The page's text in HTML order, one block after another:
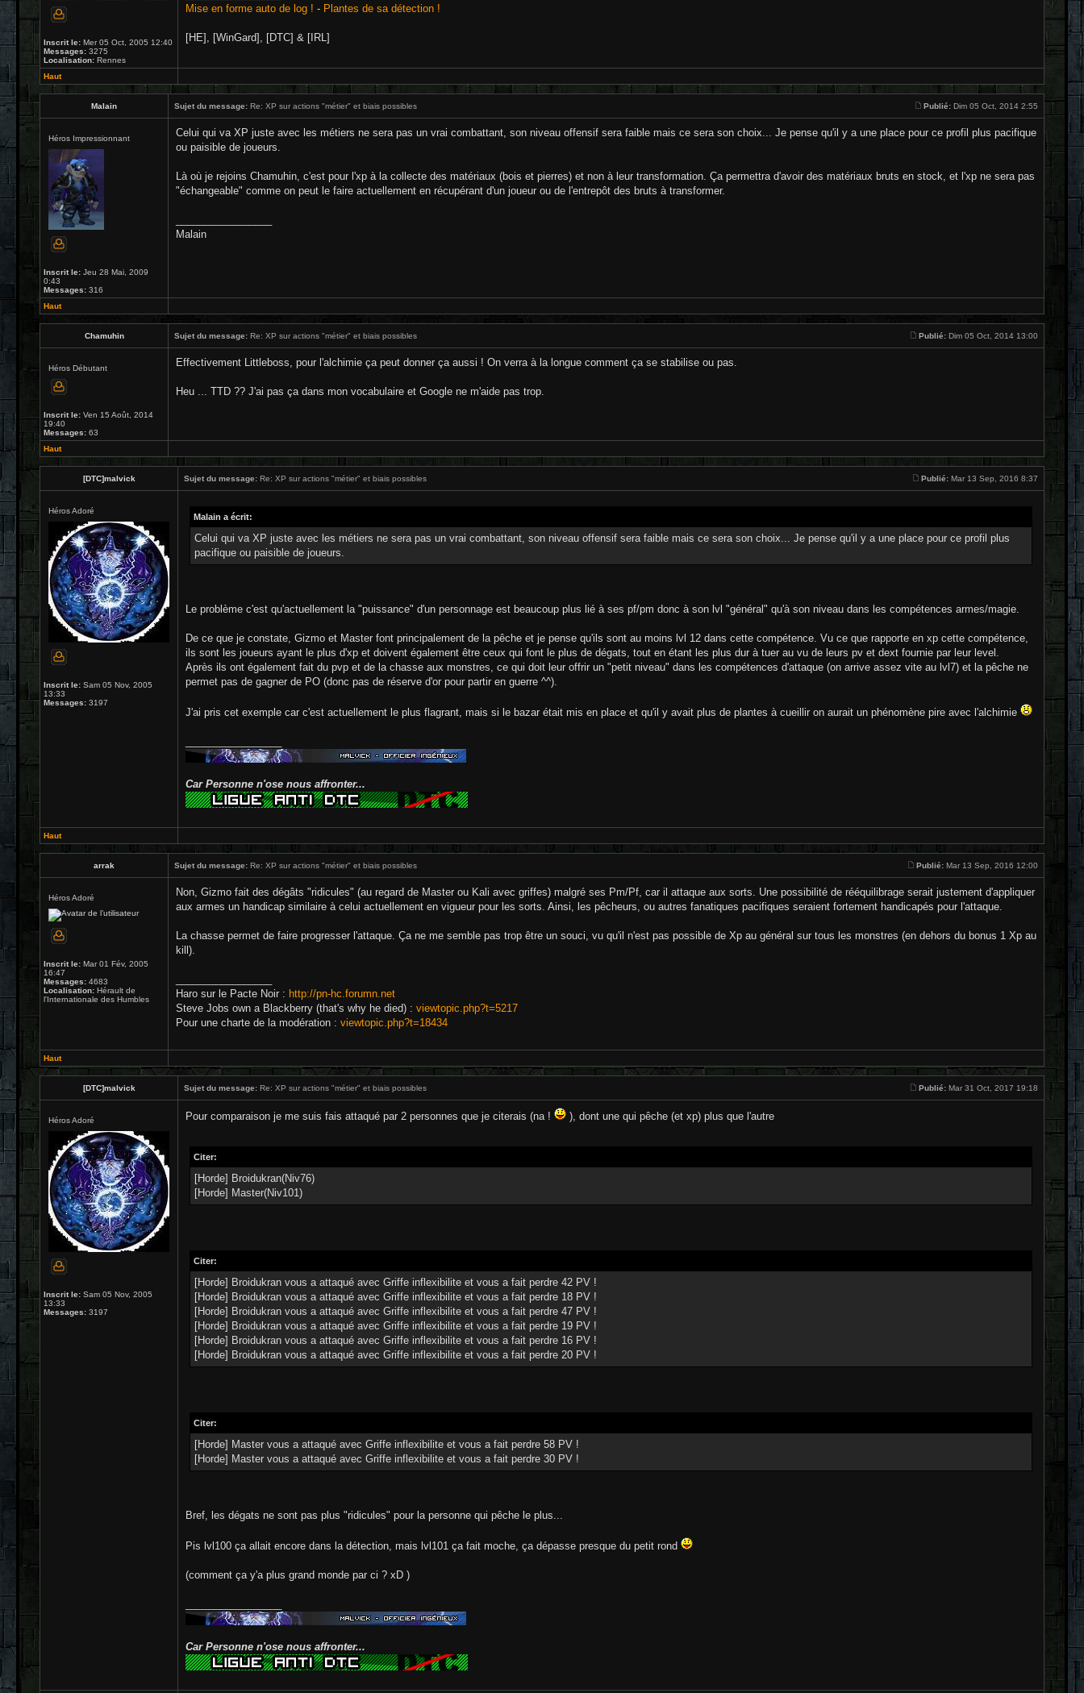
Inscrit le: Mer 05 Oct, 2005 12:40
Messages: 3275
Localisation: Rennes
Mise en forme auto de log ! - Plantes de sa détection !
[HE], [WinGard], [DTC] & [IRL]
Haut
Malain Sujet du message: Re: XP sur actions "métier" et biais possibles Publié: Dim 05 Oct, 2014 2:55
Héros Impressionnant
Inscrit le: Jeu 28 Mai, 2009
0:43
Messages: 316
Celui qui va XP juste avec les métiers ne sera pas un vrai combattant, son niveau offensif sera faible mais ce sera son choix... Je pense qu'il y a une place pour ce profil plus pacifique
ou paisible de joueurs.
Là où je rejoins Chamuhin, c'est pour l'xp à la collecte des matériaux (bois et pierres) et non à leur transformation. Ça permettra d'avoir des matériaux bruts en stock, et l'xp ne sera pas
"échangeable" comme on peut le faire actuellement en récupérant d'un joueur ou de l'entrepôt des bruts à transformer.
Malain
Haut
Chamuhin Sujet du message: Re: XP sur actions "métier" et biais possibles Publié: Dim 05 Oct, 2014 13:00
Héros Débutant
Inscrit le: Ven 15 Août, 2014
19:40
Messages: 63
Effectivement Littleboss, pour l'alchimie ça peut donner ça aussi ! On verra à la longue comment ça se stabilise ou pas.
Heu ... TTD ?? J'ai pas ça dans mon vocabulaire et Google ne m'aide pas trop.
Haut
[DTC]malvick Sujet du message: Re: XP sur actions "métier" et biais possibles Publié: Mar 13 Sep, 2016 8:37
Héros Adoré
Inscrit le: Sam 05 Nov, 2005
13:33
Messages: 3197
Malain a écrit:
Celui qui va XP juste avec les métiers ne sera pas un vrai combattant, son niveau offensif sera faible mais ce sera son choix... Je pense qu'il y a une place pour ce profil plus
pacifique ou paisible de joueurs.
Le problème c'est qu'actuellement la "puissance" d'un personnage est beaucoup plus lié à ses pf/pm donc à son lvl "général" qu'à son niveau dans les compétences armes/magie.
De ce que je constate, Gizmo et Master font principalement de la pêche et je pense qu'ils sont au moins lvl 12 dans cette compétence. Vu ce que rapporte en xp cette compétence,
ils sont les joueurs ayant le plus d'xp et doivent également être ceux qui font le plus de dégats, tout en étant les plus dur à tuer au vu de leurs pv et dext fournie par leur level.
Après ils ont également fait du pvp et de la chasse aux monstres, ce qui doit leur offrir un "petit niveau" dans les compétences d'attaque (on arrive assez vite au lvl7) et la pêche ne
permet pas de gagner de PO (donc pas de réserve d'or pour partir en guerre ^^).
J'ai pris cet exemple car c'est actuellement le plus flagrant, mais si le bazar était mis en place et qu'il y avait plus de plantes à cueillir on aurait un phénomène pire avec l'alchimie
Car Personne n'ose nous affronter...
Haut
arrak Sujet du message: Re: XP sur actions "métier" et biais possibles Publié: Mar 13 Sep, 2016 12:00
Héros Adoré
Inscrit le: Mar 01 Fév, 2005
16:47
Messages: 4683
Localisation: Hérault de
l'Internationale des Humbles
Non, Gizmo fait des dégâts "ridicules" (au regard de Master ou Kali avec griffes) malgré ses Pm/Pf, car il attaque aux sorts. Une possibilité de rééquilibrage serait justement d'appliquer
aux armes un handicap similaire à celui actuellement en vigueur pour les sorts. Ainsi, les pêcheurs, ou autres fanatiques pacifiques seraient fortement handicapés pour l'attaque.
La chasse permet de faire progresser l'attaque. Ça ne me semble pas trop être un souci, vu qu'il n'est pas possible de Xp au général sur tous les monstres (en dehors du bonus 1 Xp au
kill).
Haro sur le Pacte Noir : http://pn-hc.forumn.net
Steve Jobs own a Blackberry (that's why he died) : viewtopic.php?t=5217
Pour une charte de la modération : viewtopic.php?t=18434
Haut
[DTC]malvick Sujet du message: Re: XP sur actions "métier" et biais possibles Publié: Mar 31 Oct, 2017 19:18
Héros Adoré
Inscrit le: Sam 05 Nov, 2005
13:33
Messages: 3197
Pour comparaison je me suis fais attaqué par 2 personnes que je citerais (na ! ), dont une qui pêche (et xp) plus que l'autre
Citer:
[Horde] Broidukran(Niv76)
[Horde] Master(Niv101)
Citer:
[Horde] Broidukran vous a attaqué avec Griffe inflexibilite et vous a fait perdre 42 PV !
[Horde] Broidukran vous a attaqué avec Griffe inflexibilite et vous a fait perdre 18 PV !
[Horde] Broidukran vous a attaqué avec Griffe inflexibilite et vous a fait perdre 47 PV !
[Horde] Broidukran vous a attaqué avec Griffe inflexibilite et vous a fait perdre 19 PV !
[Horde] Broidukran vous a attaqué avec Griffe inflexibilite et vous a fait perdre 16 PV !
[Horde] Broidukran vous a attaqué avec Griffe inflexibilite et vous a fait perdre 20 PV !
Citer:
[Horde] Master vous a attaqué avec Griffe inflexibilite et vous a fait perdre 58 PV !
[Horde] Master vous a attaqué avec Griffe inflexibilite et vous a fait perdre 30 PV !
Bref, les dégats ne sont pas plus "ridicules" pour la personne qui pêche le plus...
Pis lvl100 ça allait encore dans la détection, mais lvl101 ça fait moche, ça dépasse presque du petit rond
(comment ça y'a plus grand monde par ci ? xD )
Car Personne n'ose nous affronter...